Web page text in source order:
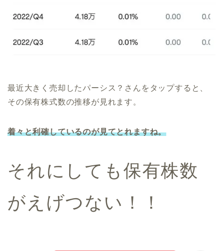
最近大きく売却したパーシス？さんをタップすると、
その保有株式数の推移が見れます。
着々と利確しているのが見てとれますね。
それにしても保有株数
がえげつない！！